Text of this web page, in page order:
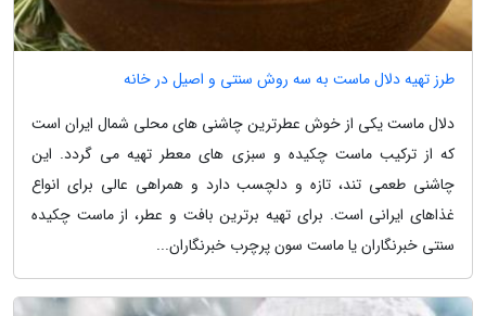
طرز تهیه دلال ماست به سه روش سنتی و اصیل در خانه
دلال ماست یکی از خوش عطرترین چاشنی های محلی شمال ایران است
که از ترکیب ماست چکیده و سبزی های معطر تهیه می گردد. این
چاشنی طعمی تند، تازه و دلچسب دارد و همراهی عالی برای انواع
غذاهای ایرانی است. برای تهیه برترین بافت و عطر، از ماست چکیده
سنتی خبرنگاران یا ماست سون پرچرب خبرنگاران...